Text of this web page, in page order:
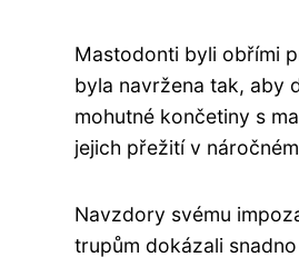
Mastodonti byli obřími
byla navržena tak, aby
mohutné končetiny s
jejich přežití v
Navzdory svému
trupům dokázali